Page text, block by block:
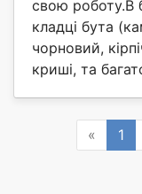
свою роботу.В
кладці бута
чорновий,
криші, та
« 1